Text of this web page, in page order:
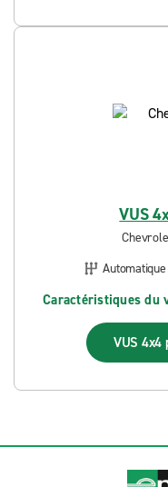
VUS
Automatique
Caractéristiques du
VUS 4x4